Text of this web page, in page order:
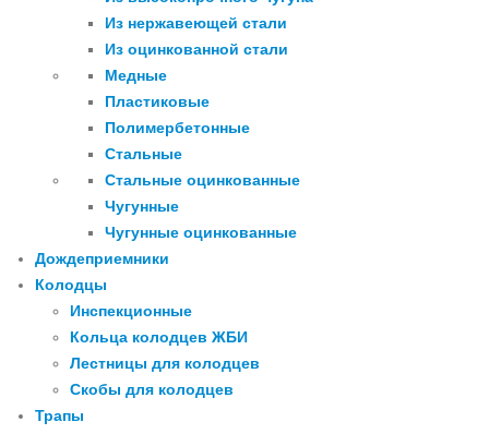
Из нержавеющей стали
Из оцинкованной стали
Медные
Пластиковые
Полимербетонные
Стальные
Стальные оцинкованные
Чугунные
Чугунные оцинкованные
Дождеприемники
Колодцы
Инспекционные
Кольца колодцев ЖБИ
Лестницы для колодцев
Скобы для колодцев
Трапы